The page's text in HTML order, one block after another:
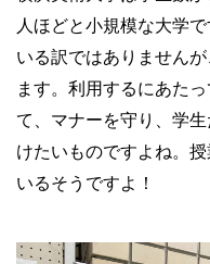
人ほどと小規模な大学
いる訳ではありません
ます。利用するにあた
て、マナーを守り、学
けたいものですよね。
いるそうですよ！